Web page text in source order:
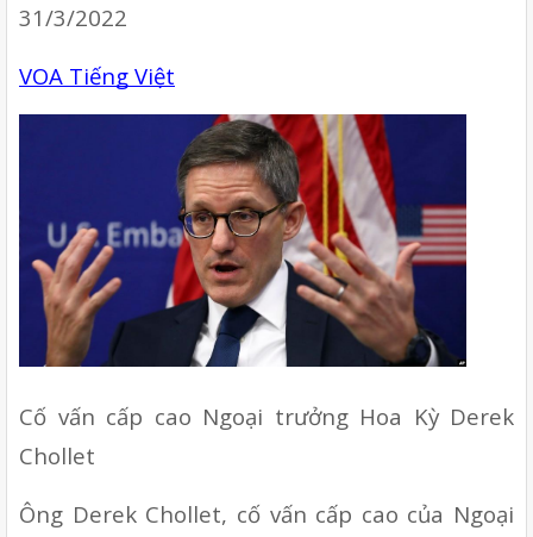
31/3/2022
VOA Tiếng Việt
Cố vấn cấp cao Ngoại trưởng Hoa Kỳ Derek
Chollet
Ông Derek Chollet, cố vấn cấp cao của Ngoại